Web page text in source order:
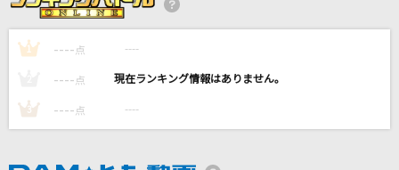
[生音]涙のリクエスト
風になる
つじあやの
1 ---- 点 ----
---- 点 ----
3 ---- 点 ----